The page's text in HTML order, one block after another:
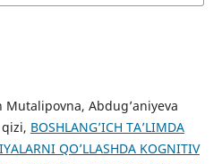
Mutalipovna, Abdug’aniyeva
BOSHLANG’ICH TA’LIMDA
QO’LLASHDA KOGNITIV